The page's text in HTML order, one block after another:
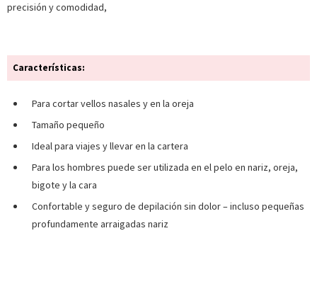
precisión y comodidad,
Características:
Para cortar vellos nasales y en la oreja
Tamaño pequeño
Ideal para viajes y llevar en la cartera
Para los hombres puede ser utilizada en el pelo en nariz, oreja,
bigote y la cara
Confortable y seguro de depilación sin dolor – incluso pequeñas
profundamente arraigadas nariz